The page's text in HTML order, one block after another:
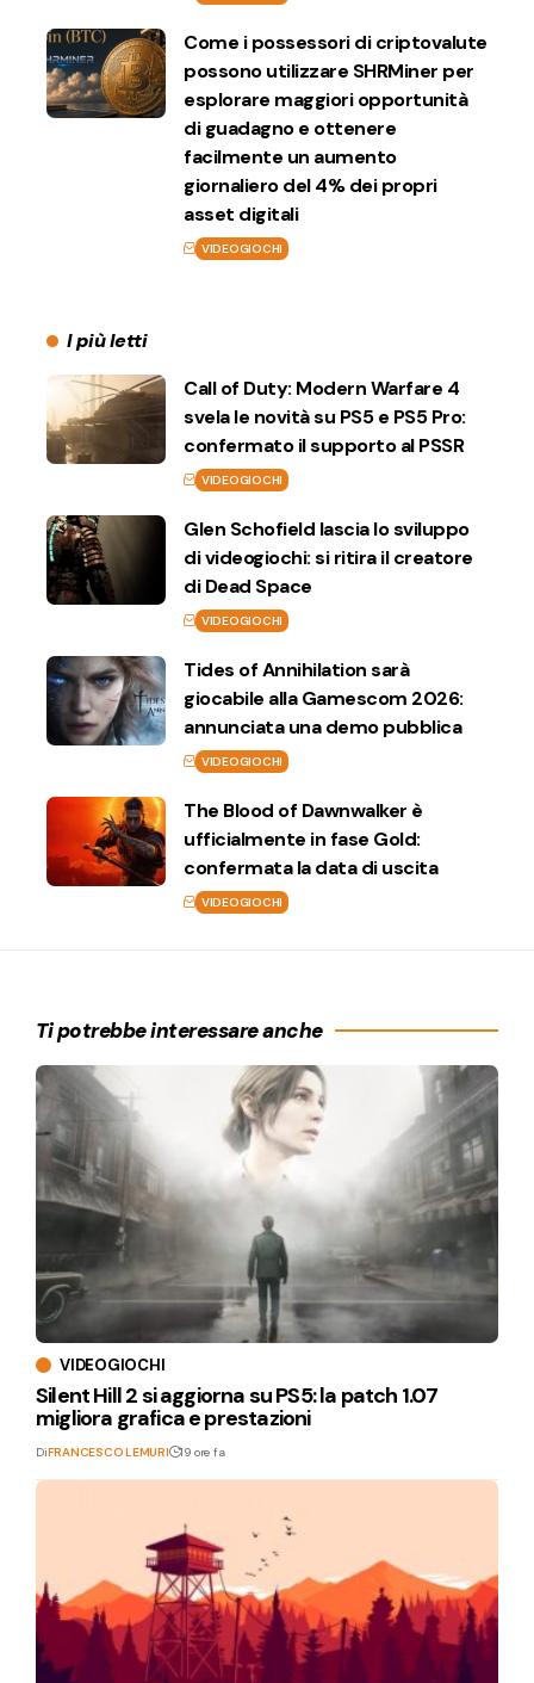
Come i possessori di criptovalute
possono utilizzare SHRMiner per
esplorare maggiori opportunità
di guadagno e ottenere
facilmente un aumento
giornaliero del 4% dei propri
asset digitali
VIDEOGIOCHI
I più letti
Call of Duty: Modern Warfare 4
svela le novità su PS5 e PS5 Pro:
confermato il supporto al PSSR
VIDEOGIOCHI
Glen Schofield lascia lo sviluppo
di videogiochi: si ritira il creatore
di Dead Space
VIDEOGIOCHI
Tides of Annihilation sarà
giocabile alla Gamescom 2026:
annunciata una demo pubblica
VIDEOGIOCHI
The Blood of Dawnwalker è
ufficialmente in fase Gold:
confermata la data di uscita
VIDEOGIOCHI
Ti potrebbe interessare anche
VIDEOGIOCHI
Silent Hill 2 si aggiorna su PS5: la patch 1.07
migliora grafica e prestazioni
DiFRANCESCO LEMURI 19 ore fa